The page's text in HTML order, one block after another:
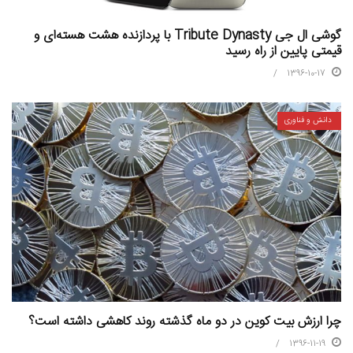
گوشی ال جی Tribute Dynasty با پردازنده هشت هسته‌ای و
قیمتی پایین از راه رسید
1396-10-17
دانش و فناوری
چرا ارزش بیت کوین در دو ماه گذشته روند کاهشی داشته است؟
1396-11-19